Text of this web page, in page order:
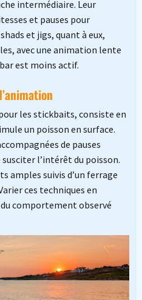
intermédiaire. Leur
et pauses pour
et jigs, quant à eux,
avec une animation lente
est moins actif.
les stickbaits, consiste en
un poisson en surface.
de pauses
l’intérêt du poisson.
amples suivis d’un ferrage
ces techniques en
comportement observé